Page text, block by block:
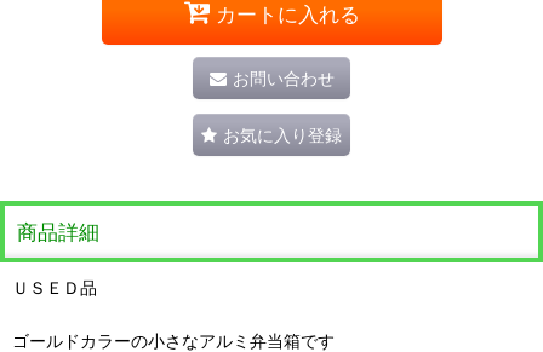
カートに入れる
お問い合わせ
お気に入り登録
商品詳細
ＵＳＥＤ品
ゴールドカラーの小さなアルミ弁当箱です